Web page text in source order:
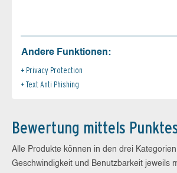
Andere Funktionen:
Privacy Protection
Text Anti Phishing
Bewertung mittels
Alle Produkte können in den drei
Geschwindigkeit und Benutzbarkeit jeweils